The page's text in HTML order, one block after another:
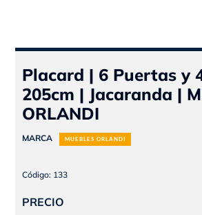
Placard | 6 Puertas y
205cm | Jacaranda |
ORLANDI
MARCA MUEBLES ORLANDI
Código: 133
PRECIO